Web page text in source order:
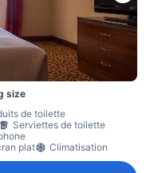
size
de toilette
Serviettes de toilette
plat
Climatisation
téléphone